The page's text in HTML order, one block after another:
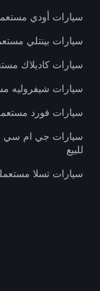
سيارات أودي
سيارات بينتلي
سيارات كاديلاك
سيارات شيفروليه
سيارات فورد
سيارات جي ام سي
للبيع
سيارات تسلا